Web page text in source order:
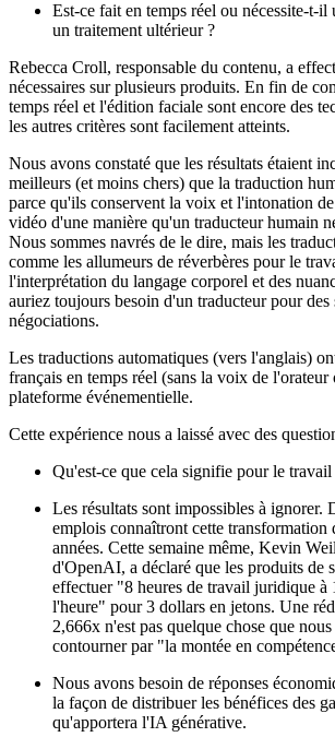
Est-ce fait en temps réel ou nécessite-t-il
un traitement ultérieur ?
Rebecca Croll, responsable du contenu, a
nécessaires sur plusieurs produits. En fin de
temps réel et l'édition faciale sont encore des
les autres critères sont facilement atteints.
Nous avons constaté que les résultats étaient
meilleurs (et moins chers) que la traduction
parce qu'ils conservent la voix et l'intonation
vidéo d'une manière qu'un traducteur humain
Nous sommes navrés de le dire, mais les
comme les allumeurs de réverbères pour le
l'interprétation du langage corporel et des
auriez toujours besoin d'un traducteur pour des
négociations.
Les traductions automatiques (vers l'anglais)
français en temps réel (sans la voix de
plateforme événementielle.
Cette expérience nous a laissé avec des
Qu'est-ce que cela signifie pour le
Les résultats sont impossibles à ignorer.
emplois connaîtront cette transformation
années. Cette semaine même, Kevin
d'OpenAI, a déclaré que les produits de
effectuer "8 heures de travail juridique à
l'heure" pour 3 dollars en jetons. Une
2,666x n'est pas quelque chose que
contourner par "la montée en
Nous avons besoin de réponses
la façon de distribuer les bénéfices des
qu'apportera l'IA générative.